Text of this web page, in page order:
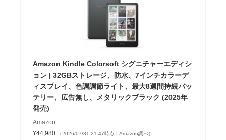
Amazon Kindle Colorsoft シグニチャーエディシ
ョン | 32GBストレージ、防水、7インチカラーデ
ィスプレイ、色調調節ライト、最大8週間持続バッ
テリー、広告無し、メタリックブラック (2025年
発売)
Amazon
¥44,980
（2026/07/31 21:47時点 | Amazon調べ）